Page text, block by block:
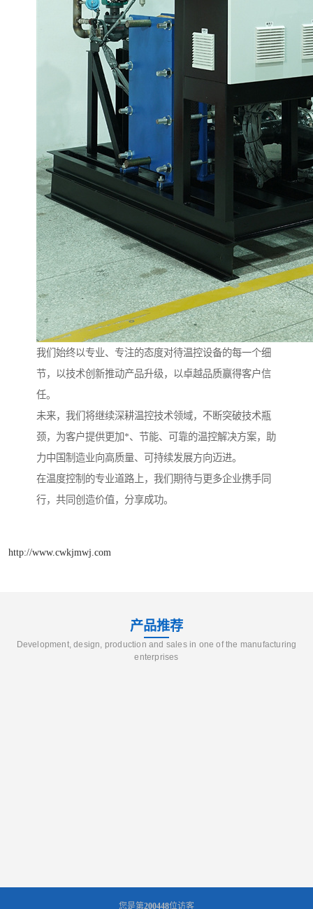
我们始终以专业、专注的态度对待温控设备的每一个细
节，以技术创新推动产品升级，以卓越品质赢得客户信
任。
未来，我们将继续深耕温控技术领域，不断突破技术瓶
颈，为客户提供更加*、节能、可靠的温控解决方案，助
力中国制造业向高质量、可持续发展方向迈进。
在温度控制的专业道路上，我们期待与更多企业携手同
行，共同创造价值，分享成功。
http://www.cwkjmwj.com
产品推荐
Development, design, production and sales in one of the manufacturing
enterprises
您是第200448位访客